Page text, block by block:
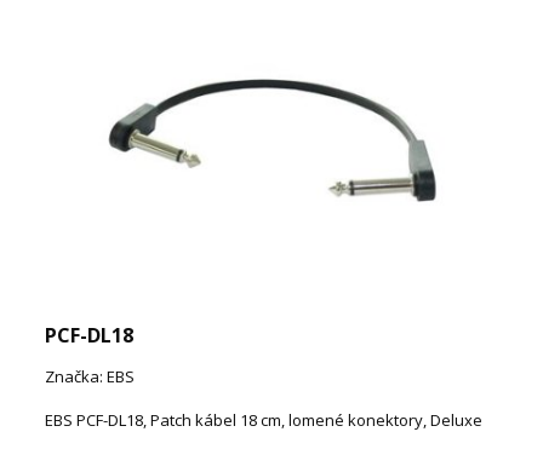
PCF-DL18
Značka: EBS
EBS PCF-DL18, Patch kábel 18 cm, lomené konektory, Deluxe